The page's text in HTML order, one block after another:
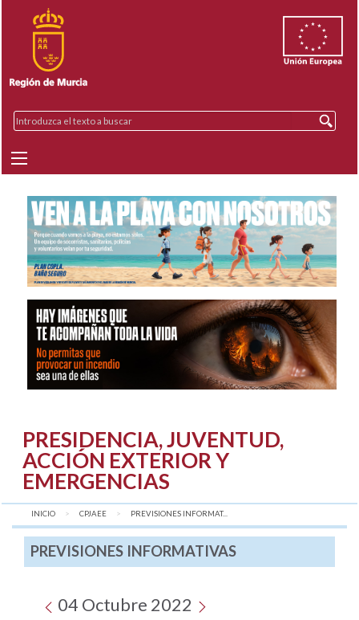
PRESIDENCIA, JUVENTUD,
ACCIÓN EXTERIOR Y
EMERGENCIAS
INICIO CPJAEE AQUÍ:
PREVISIONES INFORMAT...
PREVISIONES INFORMATIVAS
04 Octubre 2022